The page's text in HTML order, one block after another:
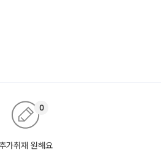
추가취재 원해요
0